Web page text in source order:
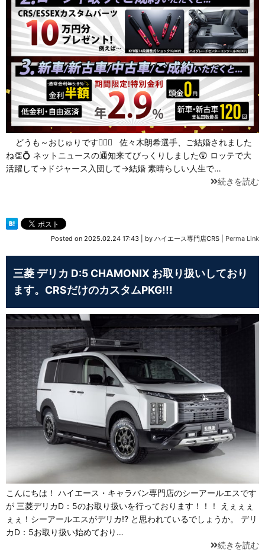
どうも～おじゅりです🙋🏻‍♀️ 佐々木朗希選手、ご結婚されました
ね👏💍 ネットニュースの通知来てびっくりしました😲 ロッテで大
活躍して→ドジャース入団して→結婚 素晴らしい人生で…
続きを読む
Posted on 2025.02.24 17:43 by ハイエース専門店CRS Perma Link
三菱 デリカ D:5 CHAMONIX お取り扱いしており
ます。CRSだけのカスタムPKG!!!
こんにちは！ ハイエース・キャラバン専門店のシーアールエスです
が 三菱デリカD：5のお取り扱いを行っております！！！ えぇぇぇ
ぇぇ！シーアールエスがデリカ!? と思われているでしょうか。 デリ
カD：5お取り扱い始めており…
続きを読む